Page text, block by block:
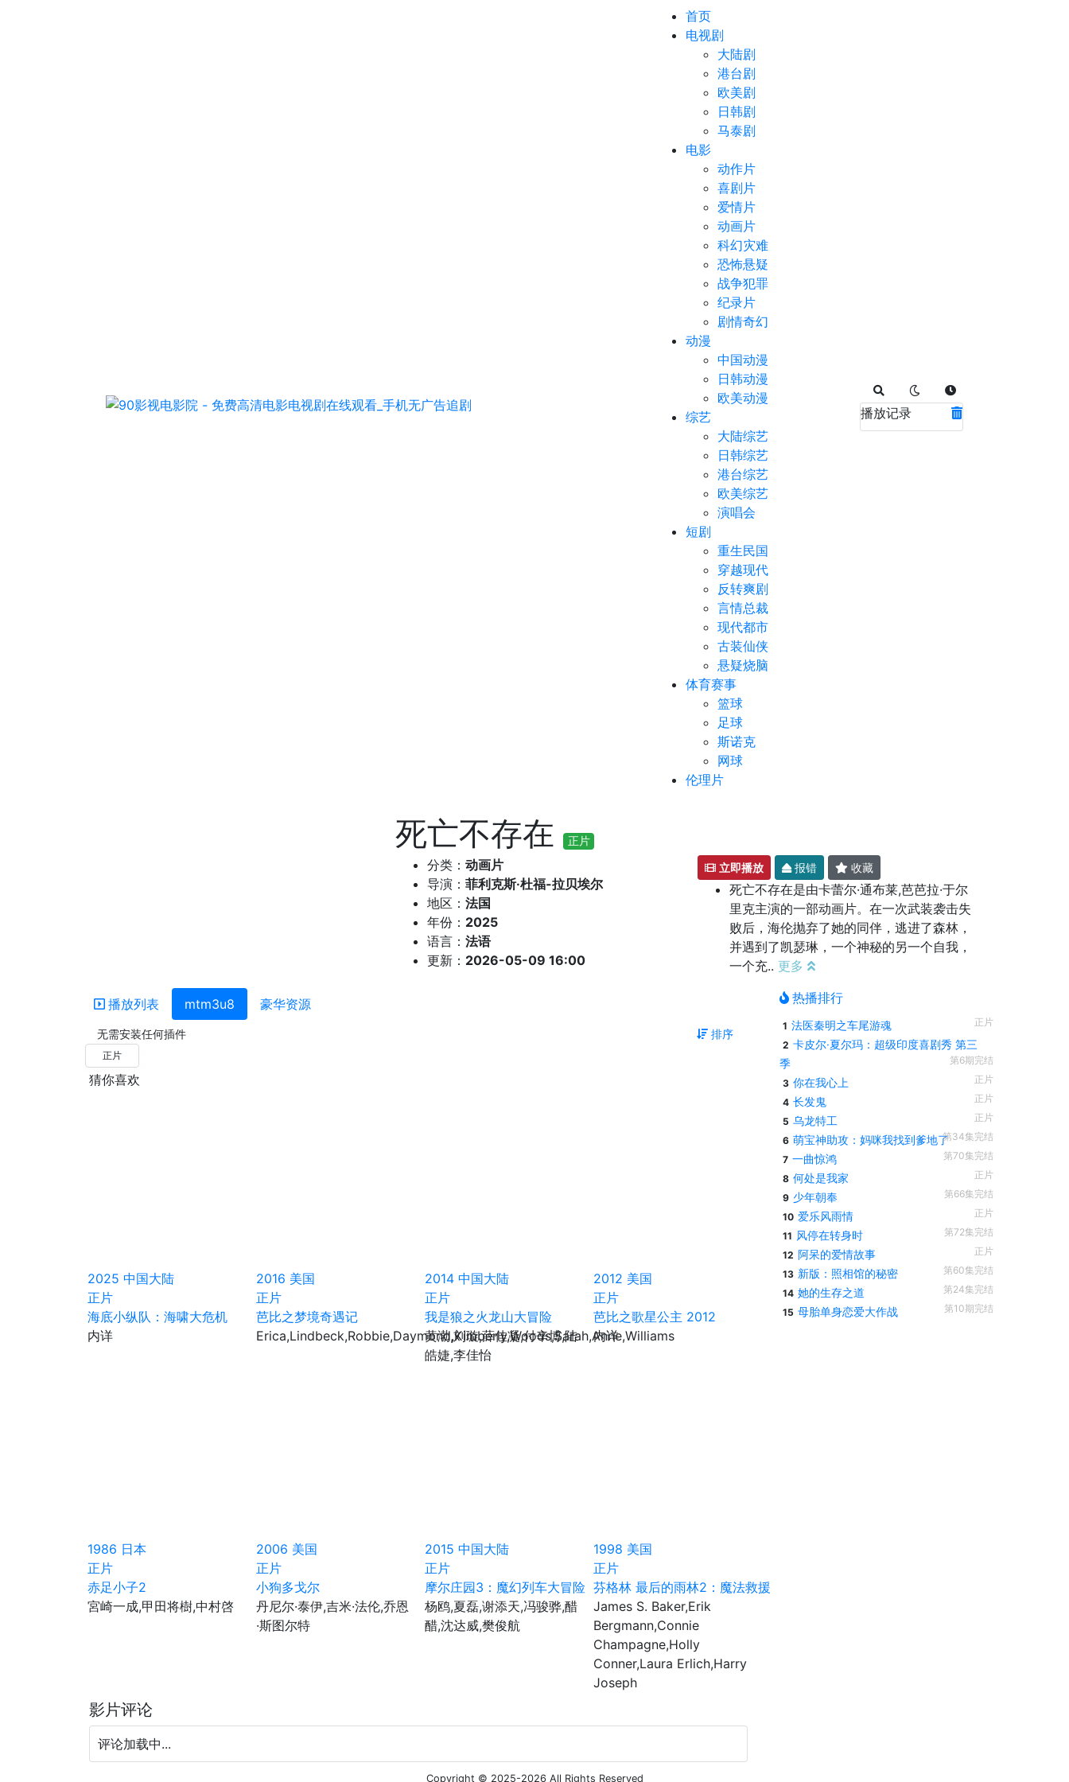
首页
电视剧
大陆剧
港台剧
欧美剧
日韩剧
马泰剧
电影
动作片
喜剧片
爱情片
动画片
科幻灾难
恐怖悬疑
战争犯罪
纪录片
剧情奇幻
动漫
中国动漫
日韩动漫
欧美动漫
综艺
大陆综艺
日韩综艺
港台综艺
欧美综艺
演唱会
短剧
重生民国
穿越现代
反转爽剧
言情总裁
现代都市
古装仙侠
悬疑烧脑
体育赛事
篮球
足球
斯诺克
网球
伦理片
播放记录
死亡不存在 正片
分类： 动画片
导演： 菲利克斯·杜福-拉贝埃尔
地区： 法国
年份： 2025
语言： 法语
更新： 2026-05-09 16:00
立即播放 报错 收藏
死亡不存在是由卡蕾尔·通布莱,芭芭拉·于尔
里克主演的一部动画片。在一次武装袭击失
败后，海伦抛弃了她的同伴，逃进了森林，
并遇到了凯瑟琳，一个神秘的另一个自我，
一个充.. 更多
播放列表 mtm3u8 豪华资源
无需安装任何插件 排序
正片
猜你喜欢
2025 中国大陆
正片
海底小纵队：海啸大危机
内详
2016 美国
正片
芭比之梦境奇遇记
Erica,Lindbeck,Robbie,Daymond,Kimberly,Woods,Sarah,Anne,Williams
2014 中国大陆
正片
我是狼之火龙山大冒险
黄渤,刘璇,薛佳凝,付辛博,陆
皓婕,李佳怡
2012 美国
正片
芭比之歌星公主 2012
内详
1986 日本
正片
赤足小子2
宮崎一成,甲田将樹,中村啓
2006 美国
正片
小狗多戈尔
丹尼尔·泰伊,吉米·法伦,乔恩
·斯图尔特
2015 中国大陆
正片
摩尔庄园3：魔幻列车大冒险
杨鸥,夏磊,谢添天,冯骏骅,醋
醋,沈达威,樊俊航
1998 美国
正片
芬格林 最后的雨林2：魔法救援
James S. Baker,Erik
Bergmann,Connie
Champagne,Holly
Conner,Laura Erlich,Harry
Joseph
影片评论
评论加载中...
热播排行
1 法医秦明之车尾游魂
正片
2 卡皮尔·夏尔玛：超级印度喜剧秀 第三
季
第6期完结
3 你在我心上
正片
4 长发鬼
正片
5 乌龙特工
正片
6 萌宝神助攻：妈咪我找到爹地了第34集完结
7 一曲惊鸿
第70集完结
8 何处是我家
正片
9 少年朝奉
第66集完结
10 爱乐风雨情
正片
11 风停在转身时
第72集完结
12 阿呆的爱情故事
正片
13 新版：照相馆的秘密
第60集完结
14 她的生存之道
第24集完结
15 母胎单身恋爱大作战 第10期完结
Copyright © 2025-2026 All Rights Reserved